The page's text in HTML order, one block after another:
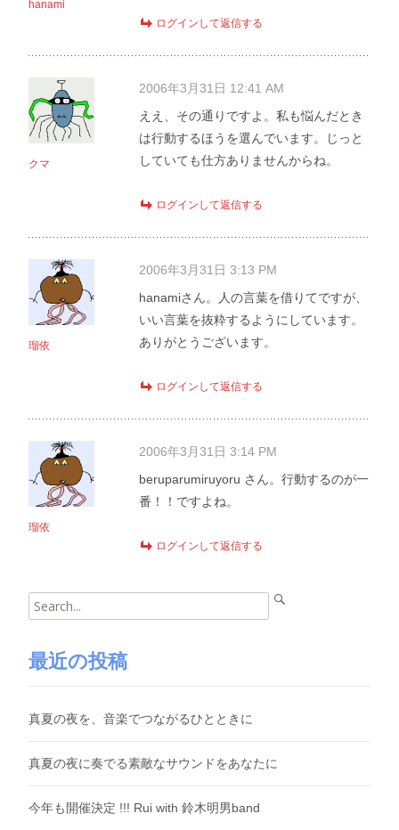
hanami
ログインして返信する
クマ
2006年3月31日 12:41 AM
ええ、その通りですよ。私も悩んだとき
は行動するほうを選んでいます。じっと
していても仕方ありませんからね。
ログインして返信する
瑠依
2006年3月31日 3:13 PM
hanamiさん。人の言葉を借りてですが、
いい言葉を抜粋するようにしています。
ありがとうございます。
ログインして返信する
瑠依
2006年3月31日 3:14 PM
beruparumiruyoru さん。行動するのが一
番！！ですよね。
ログインして返信する
Search
for:
最近の投稿
真夏の夜を、音楽でつながるひとときに
真夏の夜に奏でる素敵なサウンドをあなたに
今年も開催決定 !!! Rui with 鈴木明男band